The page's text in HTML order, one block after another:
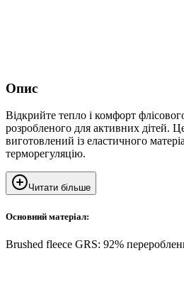
Опис
Відкрийте тепло і комфорт
розробленого для активних дітей.
виготовлений із еластичного
терморегуляцію.
Читати більше
Основний матеріал:
Brushed fleece GRS: 92%